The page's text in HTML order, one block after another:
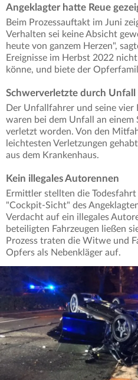
Angeklagter hatte Reue
Beim Prozessauftakt im Juni
Verhalten sei keine Absicht
heute von ganzem Herzen",
Ereignisse im Herbst 2022
könne, und biete der
Schwerverletzte durch Unfall
Der Unfallfahrer und seine
waren bei dem Unfall an einem
verletzt worden. Von den
leichtesten Verletzungen
aus dem Krankenhaus.
Kein illegales Autorennen
Ermittler stellten die
"Cockpit-Sicht" des
Verdacht auf ein illegales
beteiligten Fahrzeugen ließen
Prozess traten die Witwe und
Opfers als Nebenkläger auf.